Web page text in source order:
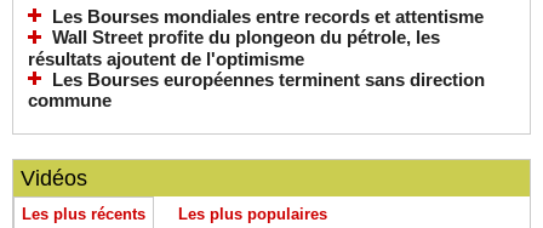
Les Bourses mondiales entre records et attentisme
Wall Street profite du plongeon du pétrole, les
résultats ajoutent de l'optimisme
Les Bourses européennes terminent sans direction
commune
Vidéos
Les plus récents Les plus populaires